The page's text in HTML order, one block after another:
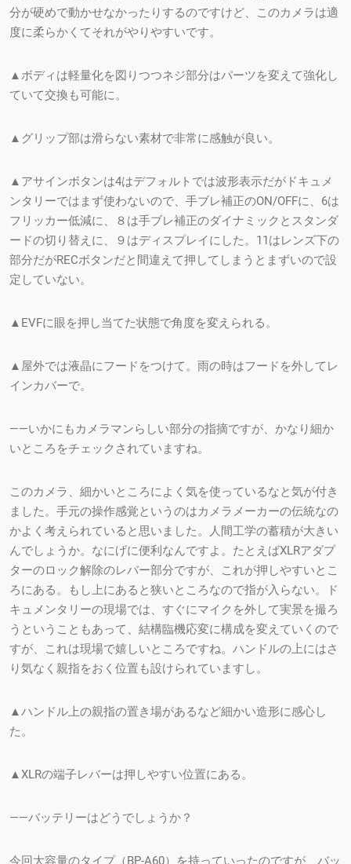
分が硬めで動かせなかったりするのですけど、このカメラは適
度に柔らかくてそれがやりやすいです。
▲ボディは軽量化を図りつつネジ部分はパーツを変えて強化し
ていて交換も可能に。
▲グリップ部は滑らない素材で非常に感触が良い。
▲アサインボタンは4はデフォルトでは波形表示だがドキュメ
ンタリーではまず使わないので、手ブレ補正のON/OFFに、6は
フリッカー低減に、８は手ブレ補正のダイナミックとスタンダ
ードの切り替えに、９はディスプレイにした。11はレンズ下の
部分だがRECボタンだと間違えて押してしまうとまずいので設
定していない。
▲EVFに眼を押し当てた状態で角度を変えられる。
▲屋外では液晶にフードをつけて。雨の時はフードを外してレ
インカバーで。
——いかにもカメラマンらしい部分の指摘ですが、かなり細か
いところをチェックされていますね。
このカメラ、細かいところによく気を使っているなと気が付き
ました。手元の操作感覚というのはカメラメーカーの伝統なの
かよく考えられていると思いました。人間工学の蓄積が大きい
んでしょうか。なにげに便利なんですよ。たとえばXLRアダプ
ターのロック解除のレバー部分ですが、これが押しやすいとこ
ろにある。もし上にあると狭いところなので指が入らない。ド
キュメンタリーの現場では、すぐにマイクを外して実景を撮ろ
うということもあって、結構臨機応変に構成を変えていくので
すが、これは現場で嬉しいところですね。ハンドルの上にはさ
り気なく親指をおく位置も設けられていますし。
▲ハンドル上の親指の置き場があるなど細かい造形に感心し
た。
▲XLRの端子レバーは押しやすい位置にある。
——バッテリーはどうでしょうか？
今回大容量のタイプ（BP-A60）を持っていったのですが、バッ